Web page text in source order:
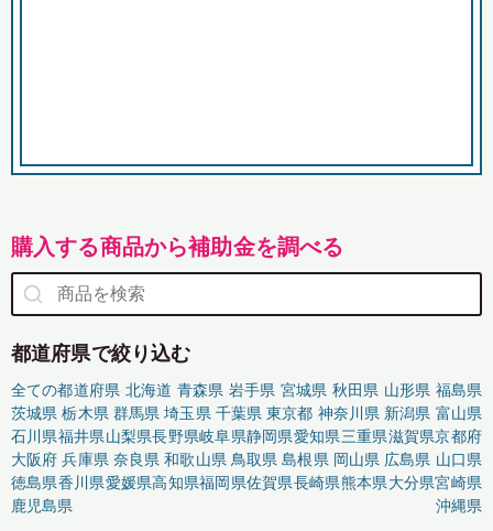
購入する商品から補助金を調べる
都道府県で絞り込む
全ての都道府県 北海道 青森県 岩手県 宮城県 秋田県 山形県 福島県
茨城県 栃木県 群馬県 埼玉県 千葉県 東京都 神奈川県 新潟県 富山県
石川県福井県山梨県長野県岐阜県静岡県愛知県三重県滋賀県京都府
大阪府 兵庫県 奈良県 和歌山県 鳥取県 島根県 岡山県 広島県 山口県
徳島県香川県愛媛県高知県福岡県佐賀県長崎県熊本県大分県宮崎県
鹿児島県
沖縄県